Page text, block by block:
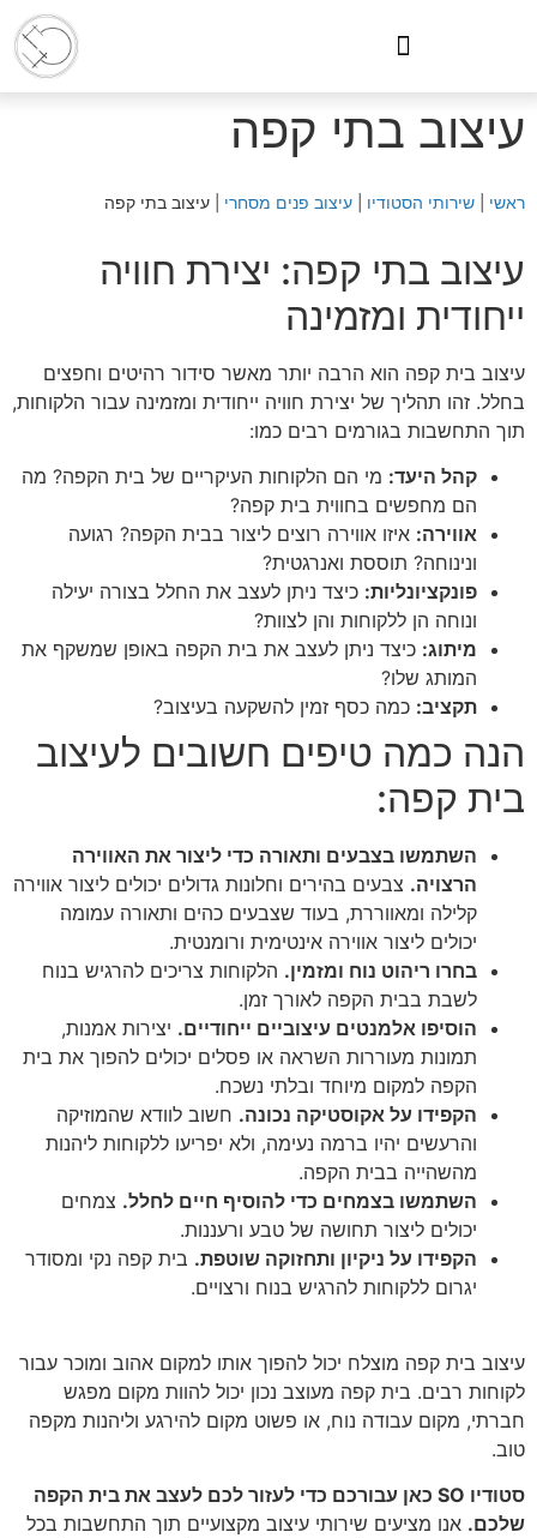
עיצוב בתי קפה
ראשי שירותי הסטודיו עיצוב פנים מסחרי עיצוב בתי קפה
עיצוב בתי קפה: יצירת חוויה
ייחודית ומזמינה
עיצוב בית קפה הוא הרבה יותר מאשר סידור רהיטים וחפצים
בחלל. זהו תהליך של יצירת חוויה ייחודית ומזמינה עבור הלקוחות,
תוך התחשבות בגורמים רבים כמו:
קהל היעד: מי הם הלקוחות העיקריים של בית הקפה? מה
הם מחפשים בחווית בית קפה?
אווירה: איזו אווירה רוצים ליצור בבית הקפה? רגועה
ונינוחה? תוססת ואנרגטית?
פונקציונליות: כיצד ניתן לעצב את החלל בצורה יעילה
ונוחה הן ללקוחות והן לצוות?
מיתוג: כיצד ניתן לעצב את בית הקפה באופן שמשקף את
המותג שלו?
תקציב: כמה כסף זמין להשקעה בעיצוב?
הנה כמה טיפים חשובים לעיצוב
בית קפה:
השתמשו בצבעים ותאורה כדי ליצור את האווירה
הרצויה. צבעים בהירים וחלונות גדולים יכולים ליצור אווירה
קלילה ומאווררת, בעוד שצבעים כהים ותאורה עמומה
יכולים ליצור אווירה אינטימית ורומנטית.
בחרו ריהוט נוח ומזמין. הלקוחות צריכים להרגיש בנוח
לשבת בבית הקפה לאורך זמן.
הוסיפו אלמנטים עיצוביים ייחודיים. יצירות אמנות,
תמונות מעוררות השראה או פסלים יכולים להפוך את בית
הקפה למקום מיוחד ובלתי נשכח.
הקפידו על אקוסטיקה נכונה. חשוב לוודא שהמוזיקה
והרעשים יהיו ברמה נעימה, ולא יפריעו ללקוחות ליהנות
מהשהייה בבית הקפה.
השתמשו בצמחים כדי להוסיף חיים לחלל. צמחים
יכולים ליצור תחושה של טבע ורעננות.
הקפידו על ניקיון ותחזוקה שוטפת. בית קפה נקי ומסודר
יגרום ללקוחות להרגיש בנוח ורצויים.
עיצוב בית קפה מוצלח יכול להפוך אותו למקום אהוב ומוכר עבור
לקוחות רבים. בית קפה מעוצב נכון יכול להוות מקום מפגש
חברתי, מקום עבודה נוח, או פשוט מקום להירגע וליהנות מקפה
טוב.
סטודיו SO כאן עבורכם כדי לעזור לכם לעצב את בית הקפה
שלכם. אנו מציעים שירותי עיצוב מקצועיים תוך התחשבות בכל